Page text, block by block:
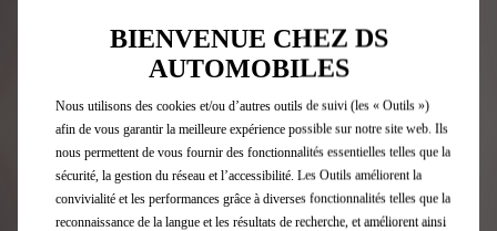
Price
is
41,33
€
-
Quantity
updated
to:
1
Ajoutez au panier
BIENVENUE CHEZ DS
AUTOMOBILES
Nous utilisons des cookies et/ou d’autres outils de suivi (les « Outils »)
afin de vous garantir la meilleure expérience possible sur notre site web. Ils
nous permettent de vous fournir des fonctionnalités essentielles telles que la
sécurité, la gestion du réseau et l’accessibilité. Les Outils améliorent la
convivialité et les performances grâce à diverses fonctionnalités telles que la
reconnaissance de la langue et les résultats de recherche, et améliorent ainsi